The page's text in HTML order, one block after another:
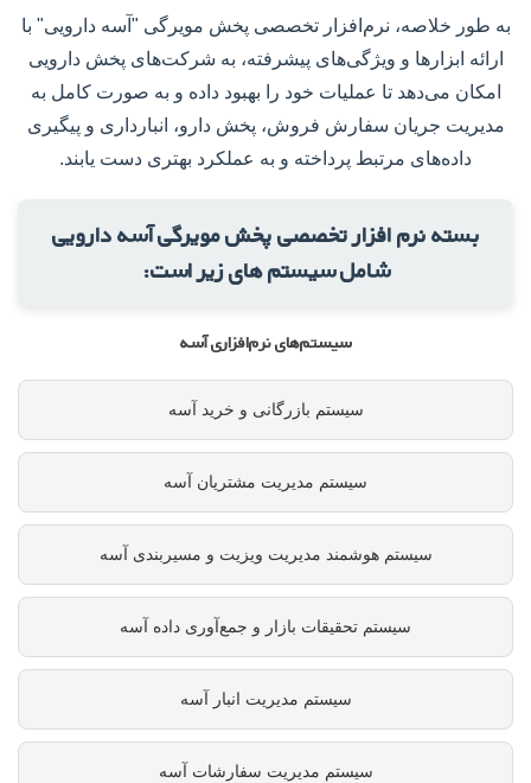
به طور خلاصه، نرم‌افزار تخصصی پخش مویرگی "آسه دارویی" با
ارائه ابزارها و ویژگی‌های پیشرفته، به شرکت‌های پخش دارویی
امکان می‌دهد تا عملیات خود را بهبود داده و به صورت کامل به
مدیریت جریان سفارش فروش، پخش دارو، انبارداری و پیگیری
داده‌های مرتبط پرداخته و به عملکرد بهتری دست یابند.
بسته نرم افزار تخصصی پخش مویرگی آسه دارویی
شامل سیستم های زیر است:
سیستم‌های نرم‌افزاری آسه
سیستم بازرگانی و خرید آسه
سیستم مدیریت مشتریان آسه
سیستم هوشمند مدیریت ویزیت و مسیربندی آسه
سیستم تحقیقات بازار و جمع‌آوری داده آسه
سیستم مدیریت انبار آسه
سیستم مدیریت سفارشات آسه